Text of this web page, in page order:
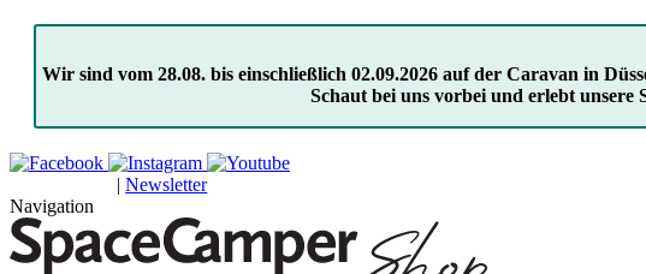
Wir sind vom 28.08. bis einschließlich 02.09.2026 auf der Caravan in
Schaut bei uns vorbei und erlebt
| Newsletter
Navigation